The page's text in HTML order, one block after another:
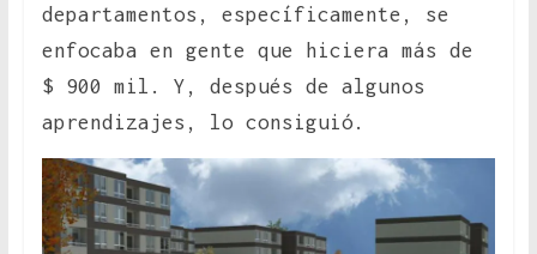
departamentos, específicamente, se
enfocaba en gente que hiciera más de
$ 900 mil. Y, después de algunos
aprendizajes, lo consiguió.